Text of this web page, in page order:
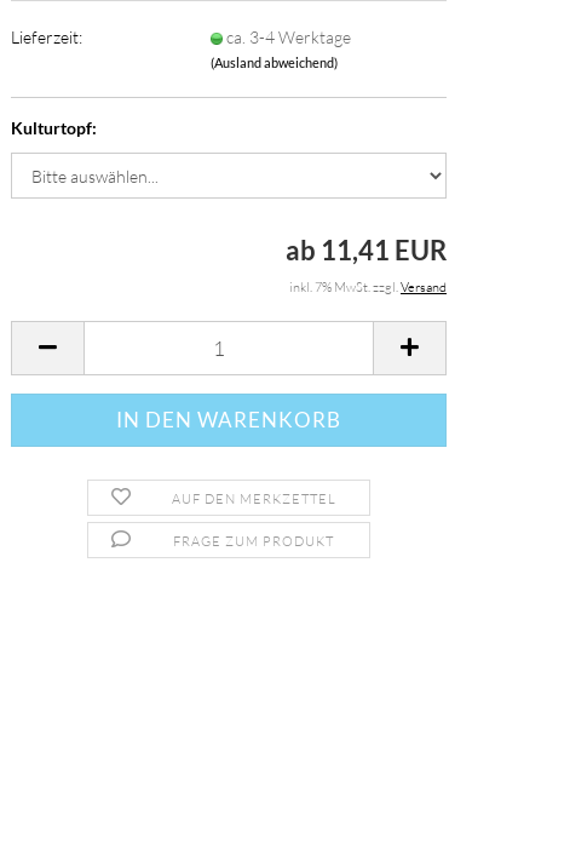
Lieferzeit: ca. 3-4 Werktage
(Ausland abweichend)
Kulturtopf:
ab 11,41 EUR
inkl. 7% MwSt. zzgl.Versand
AUF DEN MERKZETTEL
FRAGE ZUM PRODUKT